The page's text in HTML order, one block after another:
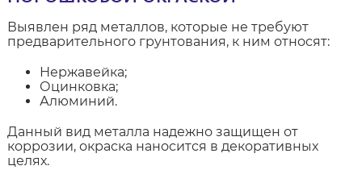
Выявлен ряд металлов, которые не требуют
предварительного грунтования, к ним относят:
Нержавейка;
Оцинковка;
Алюминий.
Данный вид металла надежно защищен от
коррозии, окраска наносится в декоративных
целях.